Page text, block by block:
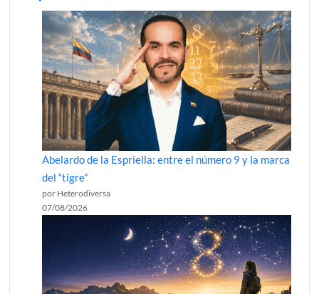
Abelardo de la Espriella: entre el número 9 y la marca
del “tigre”
por Heterodiversa
07/08/2026